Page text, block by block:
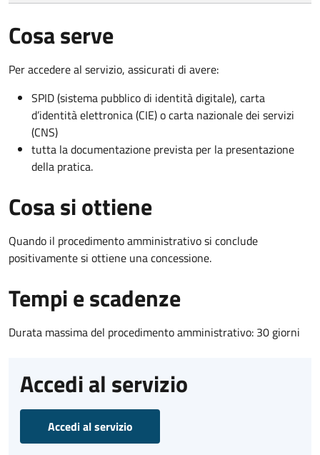
Cosa serve
Per accedere al servizio, assicurati di avere:
SPID (sistema pubblico di identità digitale), carta
d’identità elettronica (CIE) o carta nazionale dei servizi
(CNS)
tutta la documentazione prevista per la presentazione
della pratica.
Cosa si ottiene
Quando il procedimento amministrativo si conclude
positivamente si ottiene una concessione.
Tempi e scadenze
Durata massima del procedimento amministrativo: 30 giorni
Accedi al servizio
Accedi al servizio